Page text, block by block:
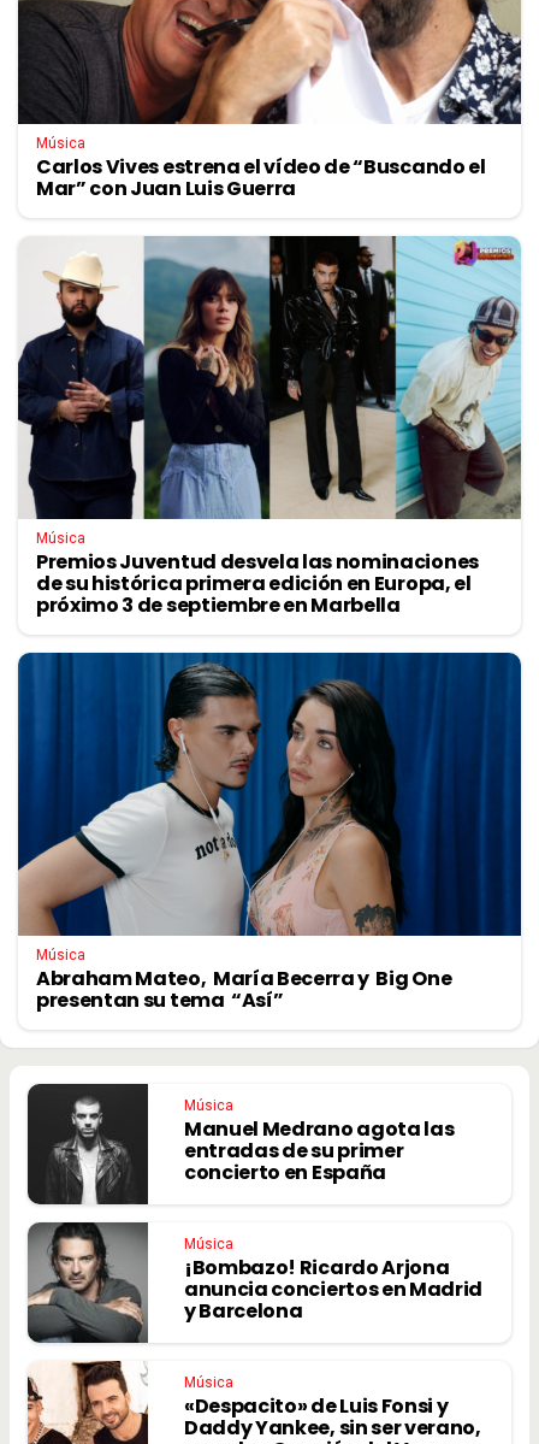
Música
Carlos Vives estrena el vídeo de “Buscando el
Mar” con Juan Luis Guerra
Música
Premios Juventud desvela las nominaciones
de su histórica primera edición en Europa, el
próximo 3 de septiembre en Marbella
Música
Abraham Mateo, María Becerra y Big One
presentan su tema “Así”
Música
Manuel Medrano agota las
entradas de su primer
concierto en España
Música
¡Bombazo! Ricardo Arjona
anuncia conciertos en Madrid
y Barcelona
Música
«Despacito» de Luis Fonsi y
Daddy Yankee, sin ser verano,